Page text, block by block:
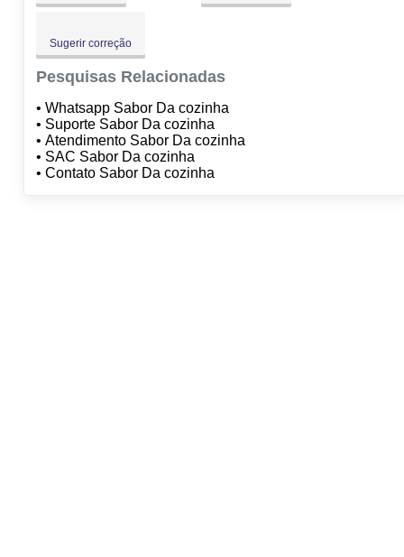
Sugerir correção
Pesquisas Relacionadas
• Whatsapp Sabor Da cozinha
• Suporte Sabor Da cozinha
• Atendimento Sabor Da cozinha
• SAC Sabor Da cozinha
• Contato Sabor Da cozinha